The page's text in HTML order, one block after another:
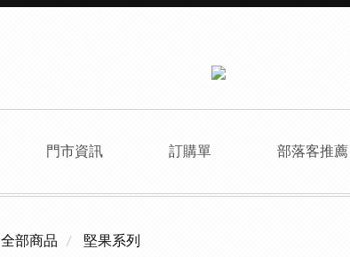
門市資訊 訂購單 部落客推薦
全部商品 堅果系列